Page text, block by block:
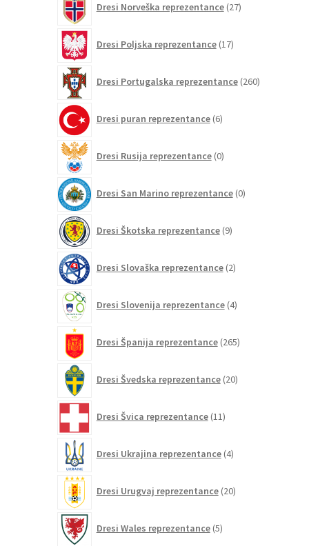
Dresi Norveška reprezentance 27izdelkov
Dresi Poljska reprezentance 17izdelkov
Dresi Portugalska reprezentance 260izdelkov
Dresi puran reprezentance 6izdelkov
Dresi Rusija reprezentance 0izdelkov
Dresi San Marino reprezentance 0izdelkov
Dresi Škotska reprezentance 9izdelkov
Dresi Slovaška reprezentance 2izdelka
Dresi Slovenija reprezentance 4izdelki
Dresi Španija reprezentance 265izdelkov
Dresi Švedska reprezentance 20izdelkov
Dresi Švica reprezentance 11izdelkov
Dresi Ukrajina reprezentance 4izdelki
Dresi Urugvaj reprezentance 20izdelkov
Dresi Wales reprezentance 5izdelkov